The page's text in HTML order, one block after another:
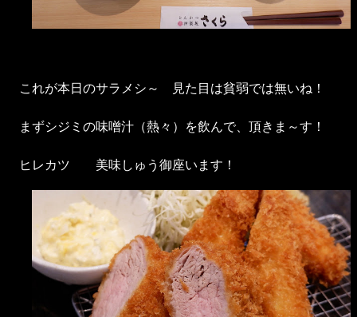
これが本日のサラメシ～ 見た目は貧弱では無いね！
まずシジミの味噌汁（熱々）を飲んで、頂きま～す！
ヒレカツ 美味しゅう御座います！